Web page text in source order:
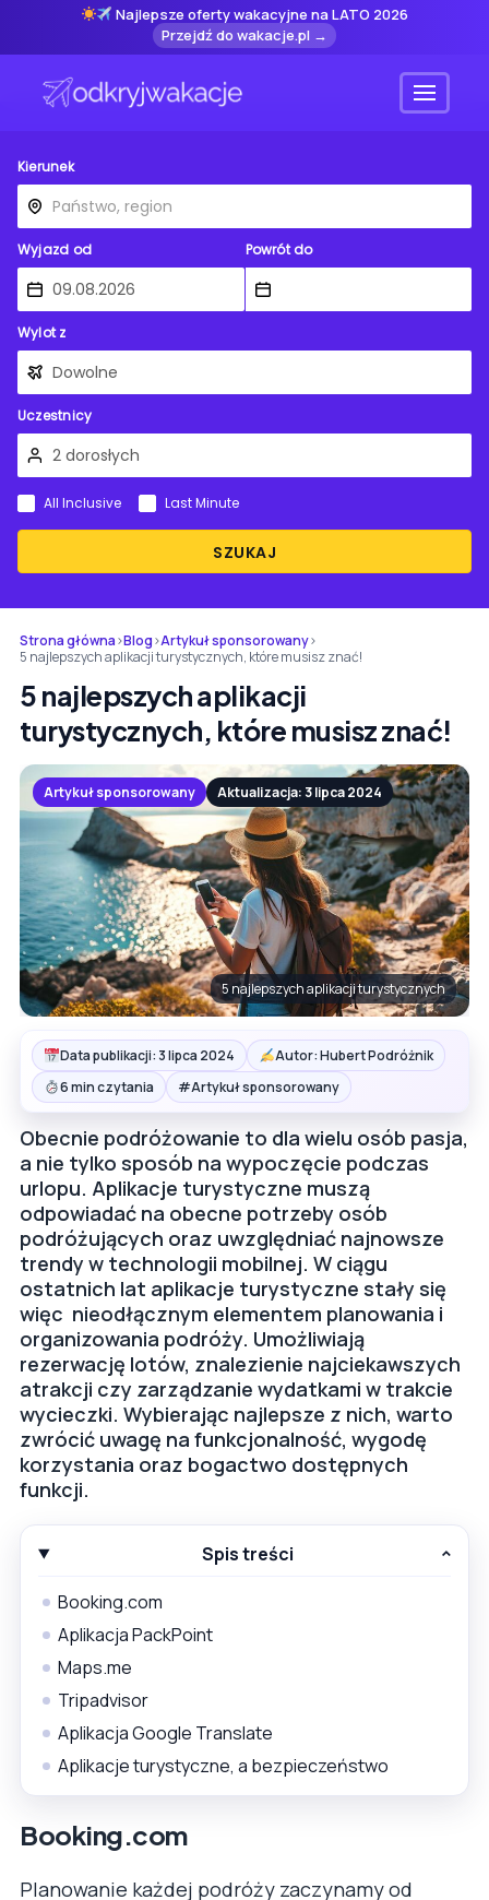
Najlepsze oferty wakacyjne na LATO 2026
Przejdź do wakacje.pl →
Menu
Kierunek
Wyjazd od Powrót do
Wylot z
Uczestnicy
SZUKAJ
All Inclusive Last Minute
Strona główna›Blog›Artykuł sponsorowany›
5 najlepszych aplikacji turystycznych, które musisz znać!
5 najlepszych aplikacji
turystycznych, które musisz znać!
Artykuł sponsorowany Aktualizacja: 3 lipca 2024
5 najlepszych aplikacji turystycznych
Data publikacji: 3 lipca 2024
Autor: Hubert Podróżnik
6 min czytania
#Artykuł sponsorowany
Obecnie podróżowanie to dla wielu osób pasja,
a nie tylko sposób na wypoczęcie podczas
urlopu. Aplikacje turystyczne muszą
odpowiadać na obecne potrzeby osób
podróżujących oraz uwzględniać najnowsze
trendy w technologii mobilnej. W ciągu
ostatnich lat aplikacje turystyczne stały się
więc nieodłącznym elementem planowania i
organizowania podróży. Umożliwiają
rezerwację lotów, znalezienie najciekawszych
atrakcji czy zarządzanie wydatkami w trakcie
wycieczki. Wybierając najlepsze z nich, warto
zwrócić uwagę na funkcjonalność, wygodę
korzystania oraz bogactwo dostępnych
funkcji.
Spis treści
Booking.com
Aplikacja PackPoint
Maps.me
Tripadvisor
Aplikacja Google Translate
Aplikacje turystyczne, a bezpieczeństwo
Booking.com
Planowanie każdej podróży zaczynamy od